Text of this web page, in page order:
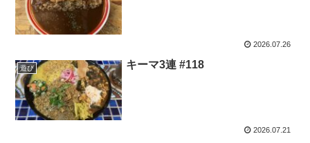
2026.07.26
遊び キーマ3連 #118
2026.07.21